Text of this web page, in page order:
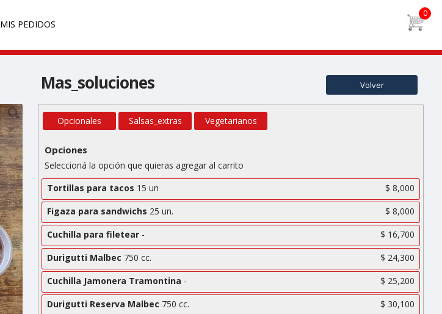
MIS PEDIDOS
Mas_soluciones Volver
Opcionales Salsas_extras Vegetarianos
Opciones
Seleccioná la opción que quieras agregar al carrito
Tortillas para tacos 15 un
$ 8,000
Figaza para sandwichs 25 un.
$ 8,000
Cuchilla para filetear -
$ 16,700
Durigutti Malbec 750 cc.
$ 24,300
Cuchilla Jamonera Tramontina -
$ 25,200
Durigutti Reserva Malbec 750 cc.
$ 30,100